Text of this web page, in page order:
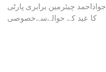
Post
navigation
جواداحمد چیئرمین برابری پارٹی
کا عید کے حوالےسےخصوصی